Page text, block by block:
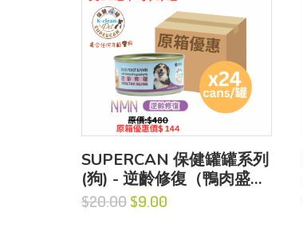
SUPERCAN 保健罐罐系列
(狗) - 逆齡修復（鴨肉盛宴
+NMN）
$20.00 $9.00